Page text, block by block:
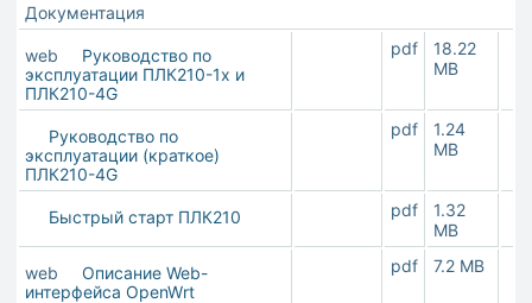
Документация
web
Руководство по
эксплуатации ПЛК210-1х и
ПЛК210-4G
pdf
18.22
MB
Руководство по
эксплуатации (краткое)
ПЛК210-4G
pdf
1.24
MB
Быстрый старт ПЛК210 pdf
1.32
MB
web
Описание Web-
интерфейса OpenWrt
pdf 7.2 MB